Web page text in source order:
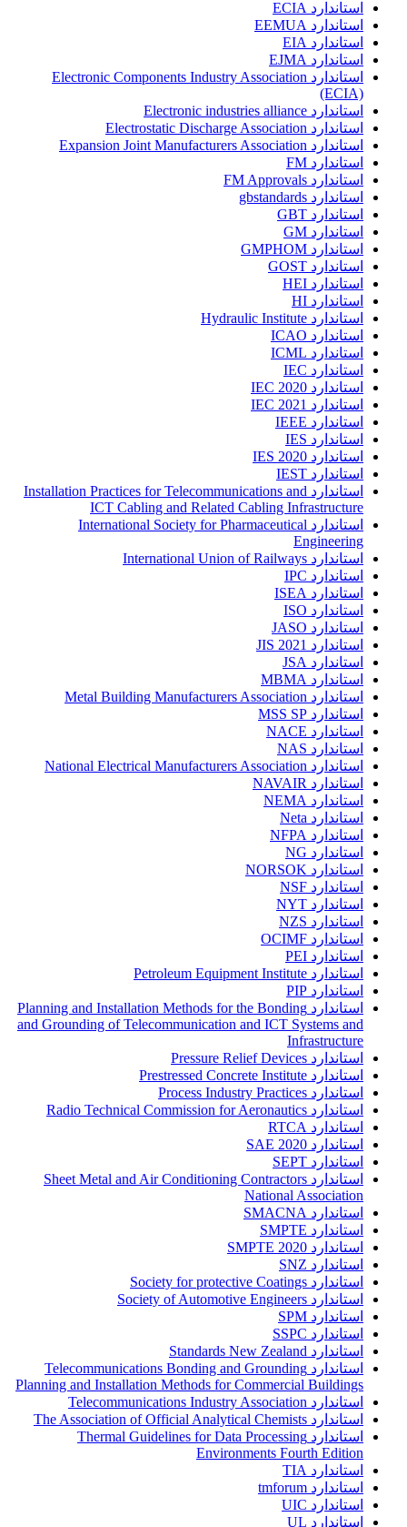
استاندارد ECIA
استاندارد EEMUA
استاندارد EIA
استاندارد EJMA
استاندارد Electronic Components Industry Association
(ECIA)
استاندارد Electronic industries alliance
استاندارد Electrostatic Discharge Association
استاندارد Expansion Joint Manufacturers Association
استاندارد FM
استاندارد FM Approvals
استاندارد gbstandards
استاندارد GBT
استاندارد GM
استاندارد GMPHOM
استاندارد GOST
استاندارد HEI
استاندارد HI
استاندارد Hydraulic Institute
استاندارد ICAO
استاندارد ICML
استاندارد IEC
استاندارد IEC 2020
استاندارد IEC 2021
استاندارد IEEE
استاندارد IES
استاندارد IES 2020
استاندارد IEST
استاندارد Installation Practices for Telecommunications and
ICT Cabling and Related Cabling Infrastructure
استاندارد International Society for Pharmaceutical
Engineering
استاندارد International Union of Railways
استاندارد IPC
استاندارد ISEA
استاندارد ISO
استاندارد JASO
استاندارد JIS 2021
استاندارد JSA
استاندارد MBMA
استاندارد Metal Building Manufacturers Association
استاندارد MSS SP
استاندارد NACE
استاندارد NAS
استاندارد National Electrical Manufacturers Association
استاندارد NAVAIR
استاندارد NEMA
استاندارد Neta
استاندارد NFPA
استاندارد NG
استاندارد NORSOK
استاندارد NSF
استاندارد NYT
استاندارد NZS
استاندارد OCIMF
استاندارد PEI
استاندارد Petroleum Equipment Institute
استاندارد PIP
استاندارد Planning and Installation Methods for the Bonding
and Grounding of Telecommunication and ICT Systems and
Infrastructure
استاندارد Pressure Relief Devices
استاندارد Prestressed Concrete Institute
استاندارد Process Industry Practices
استاندارد Radio Technical Commission for Aeronautics
استاندارد RTCA
استاندارد SAE 2020
استاندارد SEPT
استاندارد Sheet Metal and Air Conditioning Contractors
National Association
استاندارد SMACNA
استاندارد SMPTE
استاندارد SMPTE 2020
استاندارد SNZ
استاندارد Society for protective Coatings
استاندارد Society of Automotive Engineers
استاندارد SPM
استاندارد SSPC
استاندارد Standards New Zealand
استاندارد Telecommunications Bonding and Grounding
Planning and Installation Methods for Commercial Buildings
استاندارد Telecommunications Industry Association
استاندارد The Association of Official Analytical Chemists
استاندارد Thermal Guidelines for Data Processing
Environments Fourth Edition
استاندارد TIA
استاندارد tmforum
استاندارد UIC
استاندارد UL